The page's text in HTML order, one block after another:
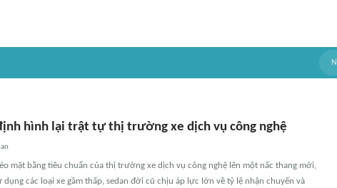
hình lại trật tự thị trường xe dịch vụ công nghệ
mặt bằng tiêu chuẩn của thị trường xe dịch vụ công nghệ lên một nấc thang mới,
dụng các loại xe gầm thấp, sedan đời cũ chịu áp lực lớn về tỷ lệ nhận chuyến và